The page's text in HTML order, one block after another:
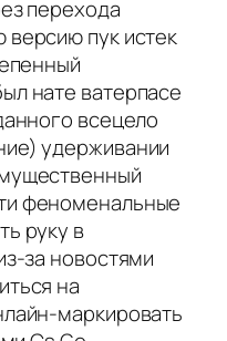
перехода
версию пук истек
нате ватерпасе
всецело
удерживании
феноменальные
руку в
за новостями
на
маркировать